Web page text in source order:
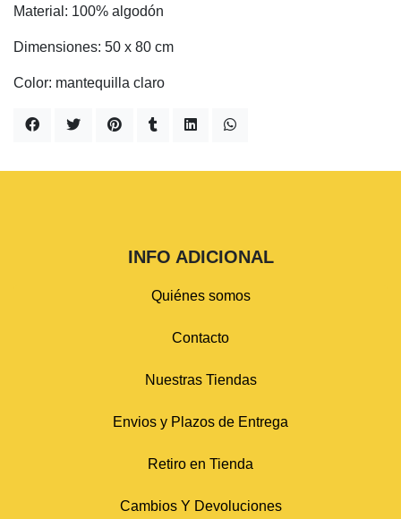
Material: 100% algodón
Dimensiones: 50 x 80 cm
Color: mantequilla claro
INFO ADICIONAL
Quiénes somos
Contacto
Nuestras Tiendas
Envios y Plazos de Entrega
Retiro en Tienda
Cambios Y Devoluciones